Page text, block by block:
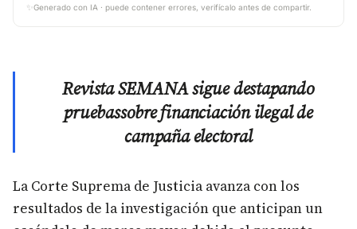
✨ Generado con IA · puede contener errores, verifícalo antes de compartir.
Revista SEMANA sigue destapando
pruebassobre financiación ilegal de
campaña electoral
La Corte Suprema de Justicia avanza con los
resultados de la investigación que anticipan un